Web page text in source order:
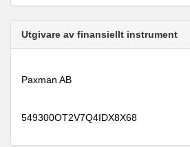
Utgivare av finansiellt instrument
Paxman AB
549300OT2V7Q4IDX8X68